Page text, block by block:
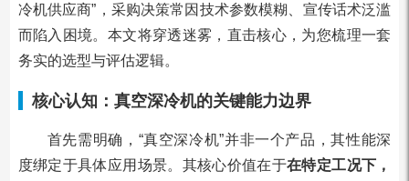
冷机供应商”，采购决策常因技术参数模糊、宣传话术泛滥
而陷入困境。本文将穿透迷雾，直击核心，为您梳理一套
务实的选型与评估逻辑。
核心认知：真空深冷机的关键能力边界
首先需明确，“真空深冷机”并非一个产品，其性能深
度绑定于具体应用场景。其核心价值在于在特定工况下，